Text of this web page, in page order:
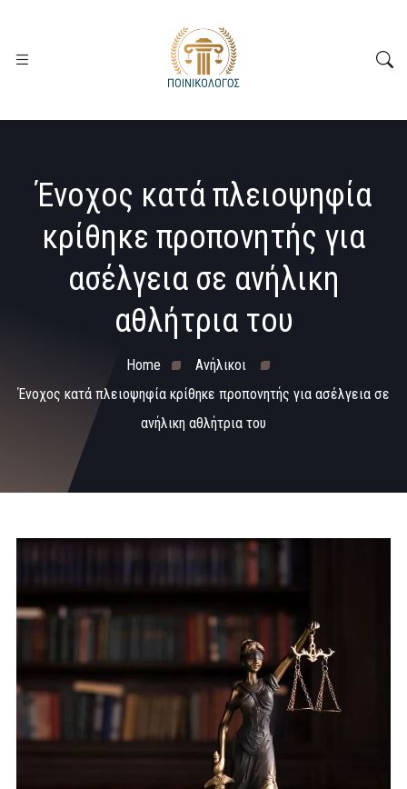
Ένοχος κατά πλειοψηφία
κρίθηκε προπονητής για
ασέλγεια σε ανήλικη
αθλήτρια του
Home
Ανήλικοι
Ένοχος κατά πλειοψηφία κρίθηκε προπονητής για ασέλγεια σε
ανήλικη αθλήτρια του